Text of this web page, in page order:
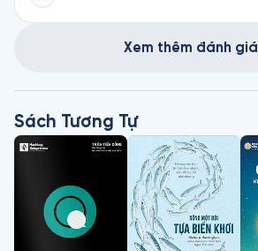
Xem thêm đánh giá
Sách Tương Tự